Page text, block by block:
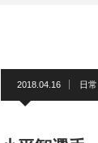
2018.04.16 日常